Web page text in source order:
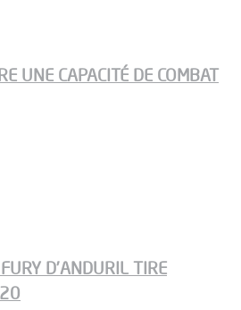
UNE CAPACITÉ DE COMBAT
D’ANDURIL TIRE